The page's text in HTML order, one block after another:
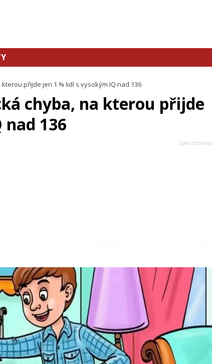
přijde jen 1 % lidí s vysokým IQ nad 136
chyba, na kterou přijde
nad 136